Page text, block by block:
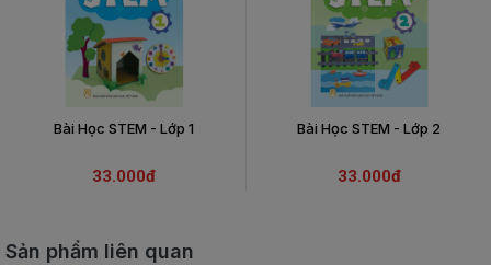
Bài Học STEM - Lớp 1
33.000đ
Bài Học STEM - Lớp 2
33.000đ
Sản phẩm liên quan